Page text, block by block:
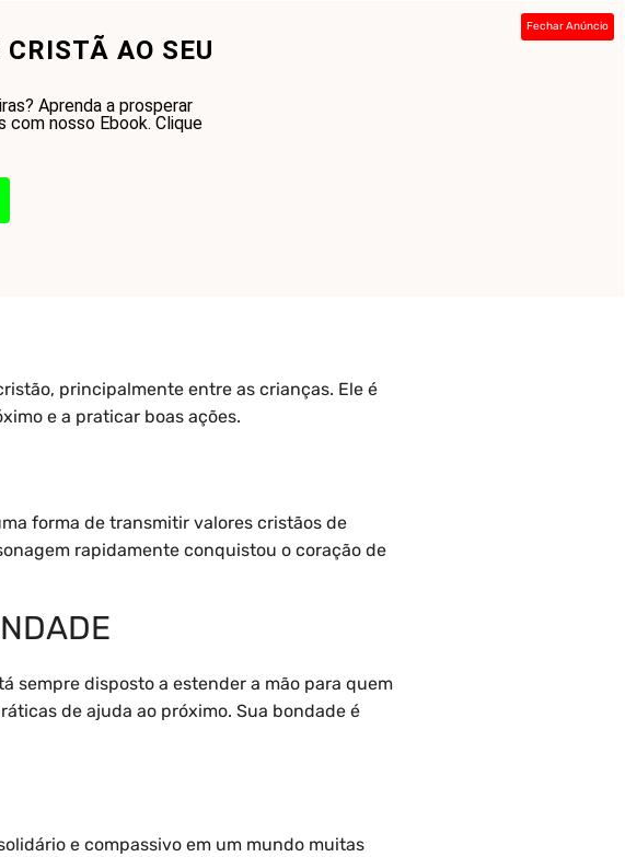
AO SEU
Aprenda a prosperar
nosso Ebook. Clique
Fechar Anúncio
Na Jornada
principalmente entre as crianças. Ele é
e a praticar boas ações.
forma de transmitir valores cristãos de
rapidamente conquistou o coração de
sempre disposto a estender a mão para quem
de ajuda ao próximo. Sua bondade é
e compassivo em um mundo muitas